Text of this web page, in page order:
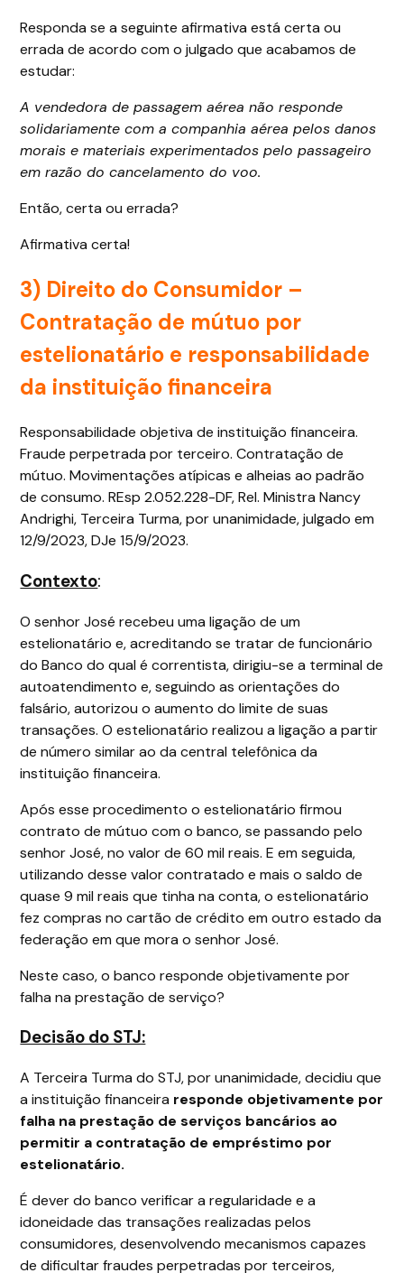
Responda se a seguinte afirmativa está certa ou
errada de acordo com o julgado que acabamos de
estudar:
A vendedora de passagem aérea não responde
solidariamente com a companhia aérea pelos danos
morais e materiais experimentados pelo passageiro
em razão do cancelamento do voo.
Então, certa ou errada?
Afirmativa certa!
3) Direito do Consumidor –
Contratação de mútuo por
estelionatário e responsabilidade
da instituição financeira
Responsabilidade objetiva de instituição financeira.
Fraude perpetrada por terceiro. Contratação de
mútuo. Movimentações atípicas e alheias ao padrão
de consumo. REsp 2.052.228-DF, Rel. Ministra Nancy
Andrighi, Terceira Turma, por unanimidade, julgado em
12/9/2023, DJe 15/9/2023.
Contexto:
O senhor José recebeu uma ligação de um
estelionatário e, acreditando se tratar de funcionário
do Banco do qual é correntista, dirigiu-se a terminal de
autoatendimento e, seguindo as orientações do
falsário, autorizou o aumento do limite de suas
transações. O estelionatário realizou a ligação a partir
de número similar ao da central telefônica da
instituição financeira.
Após esse procedimento o estelionatário firmou
contrato de mútuo com o banco, se passando pelo
senhor José, no valor de 60 mil reais. E em seguida,
utilizando desse valor contratado e mais o saldo de
quase 9 mil reais que tinha na conta, o estelionatário
fez compras no cartão de crédito em outro estado da
federação em que mora o senhor José.
Neste caso, o banco responde objetivamente por
falha na prestação de serviço?
Decisão do STJ:
A Terceira Turma do STJ, por unanimidade, decidiu que
a instituição financeira responde objetivamente por
falha na prestação de serviços bancários ao
permitir a contratação de empréstimo por
estelionatário.
É dever do banco verificar a regularidade e a
idoneidade das transações realizadas pelos
consumidores, desenvolvendo mecanismos capazes
de dificultar fraudes perpetradas por terceiros,